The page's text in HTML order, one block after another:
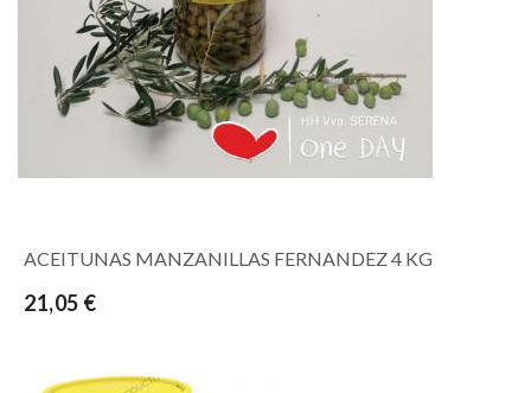
ACEITUNAS MANZANILLAS FERNANDEZ 4 KG
21,05 €